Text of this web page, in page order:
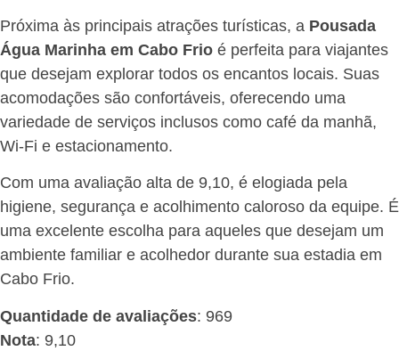
Próxima às principais atrações turísticas, a Pousada
Água Marinha em Cabo Frio é perfeita para viajantes
que desejam explorar todos os encantos locais. Suas
acomodações são confortáveis, oferecendo uma
variedade de serviços inclusos como café da manhã,
Wi-Fi e estacionamento.
Com uma avaliação alta de 9,10, é elogiada pela
higiene, segurança e acolhimento caloroso da equipe. É
uma excelente escolha para aqueles que desejam um
ambiente familiar e acolhedor durante sua estadia em
Cabo Frio.
Quantidade de avaliações: 969
Nota: 9,10